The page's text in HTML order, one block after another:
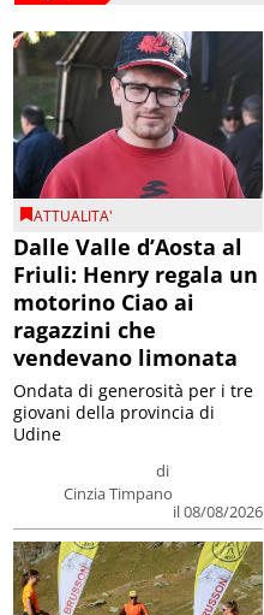
ATTUALITA'
Dalle Valle d’Aosta al
Friuli: Henry regala un
motorino Ciao ai
ragazzini che
vendevano limonata
di
Cinzia Timpano
il 08/08/2026
Ondata di generosità per i tre
giovani della provincia di
Udine